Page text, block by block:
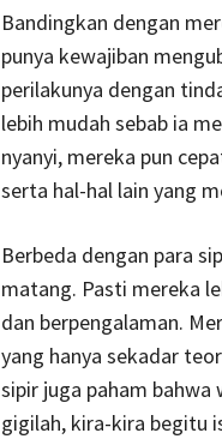
Bandingkan dengan
punya kewajiban
perilakunya dengan
lebih mudah sebab ia
nyanyi, mereka pun
serta hal-hal lain yang
Berbeda dengan para
matang. Pasti mereka
dan berpengalaman.
yang hanya sekadar
sipir juga paham bahwa
gigilah, kira-kira begitu